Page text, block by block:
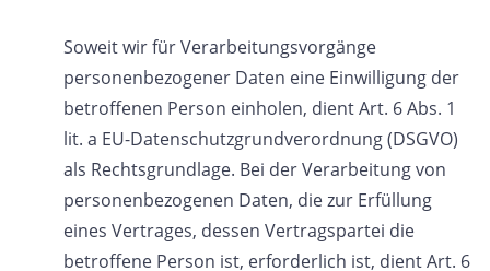
Soweit wir für Verarbeitungsvorgänge
personenbezogener Daten eine Einwilligung der
betroffenen Person einholen, dient Art. 6 Abs. 1
lit. a EU-Datenschutzgrundverordnung (DSGVO)
als Rechtsgrundlage. Bei der Verarbeitung von
personenbezogenen Daten, die zur Erfüllung
eines Vertrages, dessen Vertragspartei die
betroffene Person ist, erforderlich ist, dient Art. 6